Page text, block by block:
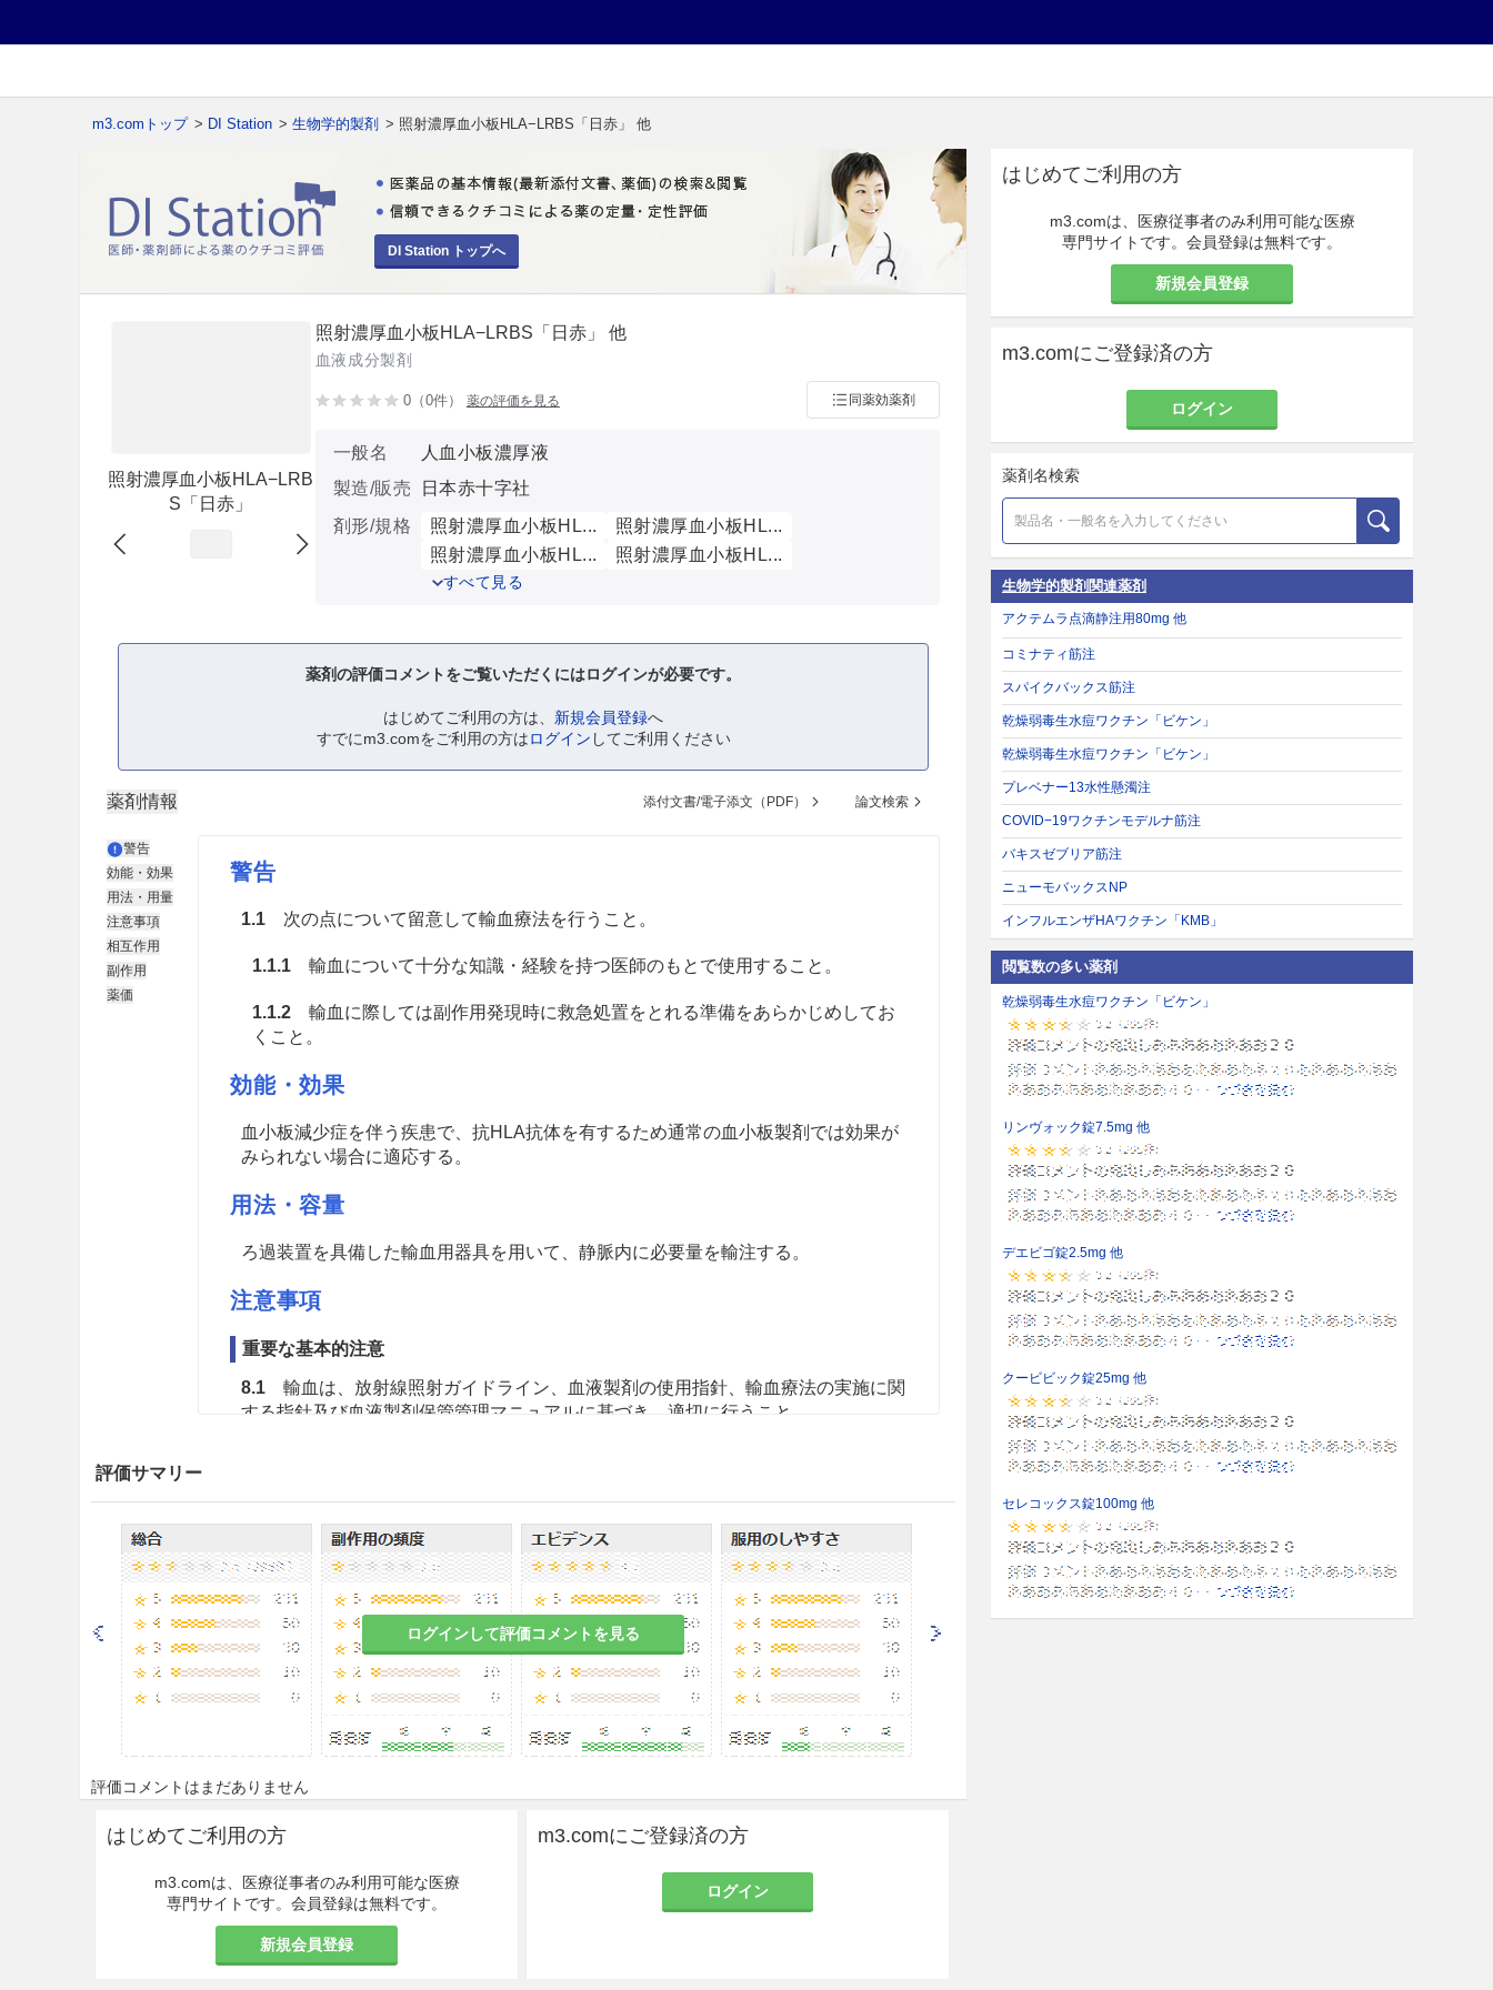
m3.comトップ > DI Station > 生物学的製剤 > 照射濃厚血小板HLA−LRBS「日赤」 他
DI Station トップへ
照射濃厚血小板HLA−LRB
S「日赤」
照射濃厚血小板HLA−LRBS「日赤」 他
血液成分製剤
0（0件） 薬の評価を見る 同薬効薬剤
一般名
人血小板濃厚液
製造/販売
日本赤十字社
剤形/規格
照射濃厚血小板HL...
照射濃厚血小板HL...
照射濃厚血小板HL...
照射濃厚血小板HL...
すべて見る
薬剤の評価コメントをご覧いただくにはログインが必要です。
はじめてご利用の方は、 新規会員登録へ
すでにm3.comをご利用の方はログイン してご利用ください
薬剤情報 添付文書/電子添文（PDF） 論文検索
警告
効能・効果
用法・用量
注意事項
相互作用
副作用
薬価
警告
1.1次の点について留意して輸血療法を行うこと。
1.1.1輸血について十分な知識・経験を持つ医師のもとで使用すること。
1.1.2輸血に際しては副作用発現時に救急処置をとれる準備をあらかじめしてお
くこと。
効能・効果
血小板減少症を伴う疾患で、抗HLA抗体を有するため通常の血小板製剤では効果が
みられない場合に適応する。
用法・容量
ろ過装置を具備した輸血用器具を用いて、静脈内に必要量を輸注する。
注意事項
重要な基本的注意
8.1輸血は、放射線照射ガイドライン 、血液製剤の使用指針、輸血療法の実施に関
する指針及び血液製剤保管管理マニュアルに基づき、適切に行うこと。
8.3本剤は、ABO血液型、RhD血液型及び赤血球不規則抗体の検査を行ってい
る。本剤を輸血する場合は、ABO血液型は原則として患者と同型のものを使用する
こと。また、患者がRhD抗原陰性の場合にはRhD抗原陰性の製剤を使用することが
望ましい。
8.4
輸血中は患者の様子を適宜観察すること。少なくとも輸血開始後約5分間は患
者の観察を十分に行い、約15分経過した時点で再度観察すること。［7.2参照］
短時間に大量輸血した場合、クエン酸による血中カルシウム濃度の低下による
症状（手指のしびれ、嘔気等）、アシドーシスがあらわれることがある。輸血開始
た場合には輸血を中止し、適切な処置を行うこと。
8.6本剤の使用により、同種免疫による血漿蛋白、白血球、血小板、赤血球等に対
る（本剤はリンパ球を不活化するために放射線照射を行っているが、その抗原性は
保持されている）。［9.1.2参照］
本剤の使用により、輸血関連循環過負荷（TACO：transfusion-associated circu
評価サマリー
ログインして評価コメントを見る
評価コメントはまだありません
はじめてご利用の方
m3.comは、医療従事者のみ利用可能な医療
専門サイトです。会員登録は無料です。
新規会員登録
m3.comにご登録済の方
ログイン
はじめてご利用の方
m3.comは、医療従事者のみ利用可能な医療
専門サイトです。会員登録は無料です。
新規会員登録
m3.comにご登録済の方
ログイン
薬剤名検索
生物学的製剤関連薬剤
アクテムラ点滴静注用80mg 他
コミナティ筋注
スパイクバックス筋注
乾燥弱毒生水痘ワクチン「ビケン」
乾燥弱毒生水痘ワクチン「ビケン」
プレベナー13水性懸濁注
COVID−19ワクチンモデルナ筋注
バキスゼブリア筋注
ニューモバックスNP
インフルエンザHAワクチン「KMB」
閲覧数の多い薬剤
乾燥弱毒生水痘ワクチン「ビケン」
リンヴォック錠7.5mg 他
デエビゴ錠2.5mg 他
クービビック錠25mg 他
セレコックス錠100mg 他